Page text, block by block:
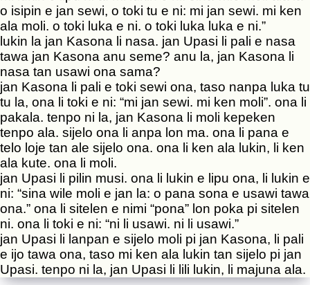
o isipin e jan sewi, o toki tu e ni: mi jan sewi. mi ken
ala moli. o toki luka e ni. o toki luka luka e ni.”
lukin la jan Kasona li nasa. jan Upasi li pali e nasa
tawa jan Kasona anu seme? anu la, jan Kasona li
nasa tan usawi ona sama?
jan Kasona li pali e toki sewi ona, taso nanpa luka tu
tu la, ona li toki e ni: “mi jan sewi. mi ken moli”. ona li
pakala. tenpo ni la, jan Kasona li moli kepeken
tenpo ala. sijelo ona li anpa lon ma. ona li pana e
telo loje tan ale sijelo ona. ona li ken ala lukin, li ken
ala kute. ona li moli.
jan Upasi li pilin musi. ona li lukin e lipu ona, li lukin e
ni: “sina wile moli e jan la: o pana sona e usawi tawa
ona.” ona li sitelen e nimi “pona” lon poka pi sitelen
ni. ona li toki e ni: “ni li usawi. ni li usawi.”
jan Upasi li lanpan e sijelo moli pi jan Kasona, li pali
e ijo tawa ona, taso mi ken ala lukin tan sijelo pi jan
Upasi. tenpo ni la, jan Upasi li lili lukin, li majuna ala.